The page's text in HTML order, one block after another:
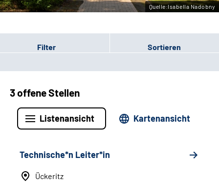
Quelle:Isabella Nadobny
Filter Sortieren
3 offene Stellen
Listenansicht Kartenansicht
Technische*n Leiter*in
Ückeritz